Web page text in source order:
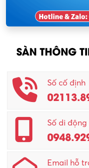
Nhân viên thu mua
Nhân viên CSKH
Phục vụ khác
Promotion Girl (PG)
Quản lý – Giám đốc
Quản lý chất
Quản lý sản xuất
KCN Tam Dương
SÀN THÔNG
Số cố định
Số di động
Email hỗ